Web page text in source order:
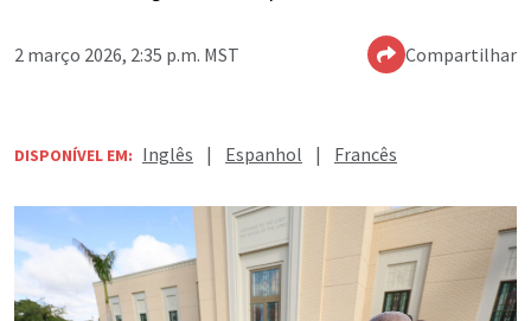
2 março 2026, 2:35 p.m. MST Compartilhar
DISPONÍVEL EM: Inglês | Espanhol | Francês